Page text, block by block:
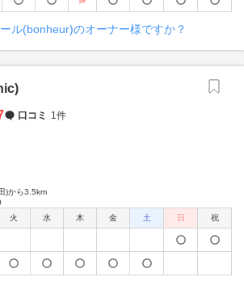
ル(bonheur)のオーナー様ですか？
口コミ 1件
)から3.5km
火 水 木 金 土 日 祝